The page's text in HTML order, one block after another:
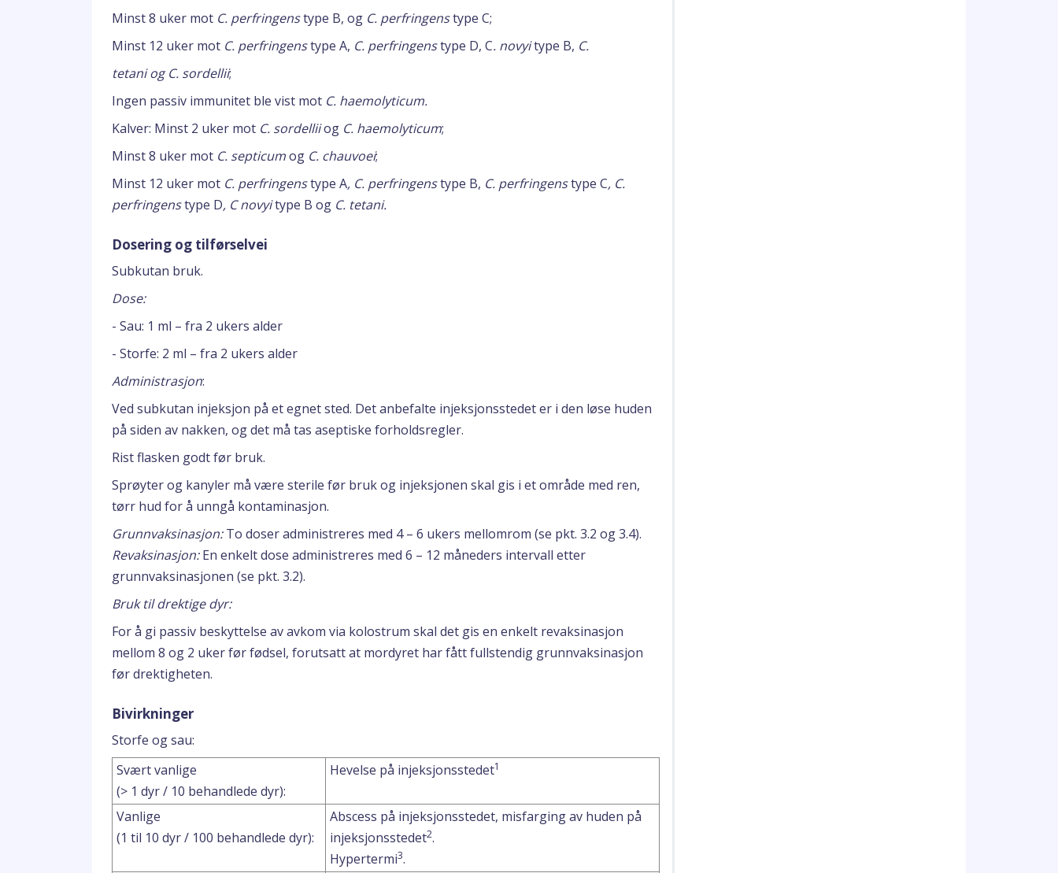
Minst 8 uker mot C. perfringenstype B, og C. perfringenstype C;
Minst 12 uker mot C. perfringenstype A, C. perfringenstype D, C. novyitype B, C.
tetani og C. sordellii;
Ingen passiv immunitet ble vist mot C. haemolyticum.
Kalver: Minst 2 uker mot C. sordelliiog C. haemolyticum;
Minst 8 uker mot C. septicumog C. chauvoei;
Minst 12 uker mot C. perfringenstype A, C. perfringenstype B, C. perfringenstype C, C.
perfringenstype D, C novyitype B og C. tetani.
Dosering og tilførselvei
Subkutan bruk.
Dose:
- Sau: 1 ml – fra 2 ukers alder
- Storfe: 2 ml – fra 2 ukers alder
Administrasjon:
Ved subkutan injeksjon på et egnet sted. Det anbefalte injeksjonsstedet er i den løse huden
på siden av nakken, og det må tas aseptiske forholdsregler.
Rist flasken godt før bruk.
Sprøyter og kanyler må være sterile før bruk og injeksjonen skal gis i et område med ren,
tørr hud for å unngå kontaminasjon.
Grunnvaksinasjon:To doser administreres med 4 – 6 ukers mellomrom (se pkt. 3.2 og 3.4).
Revaksinasjon:En enkelt dose administreres med 6 – 12 måneders intervall etter
grunnvaksinasjonen (se pkt. 3.2).
Bruk til drektige dyr:
For å gi passiv beskyttelse av avkom via kolostrum skal det gis en enkelt revaksinasjon
mellom 8 og 2 uker før fødsel, forutsatt at mordyret har fått fullstendig grunnvaksinasjon
før drektigheten.
Bivirkninger
Storfe og sau:
Svært vanlige
(> 1 dyr / 10 behandlede dyr):
Hevelse på injeksjonsstedet1
Vanlige
(1 til 10 dyr / 100 behandlede dyr):
Abscess på injeksjonsstedet, misfarging av huden på
injeksjonsstedet2.
Hypertermi3.